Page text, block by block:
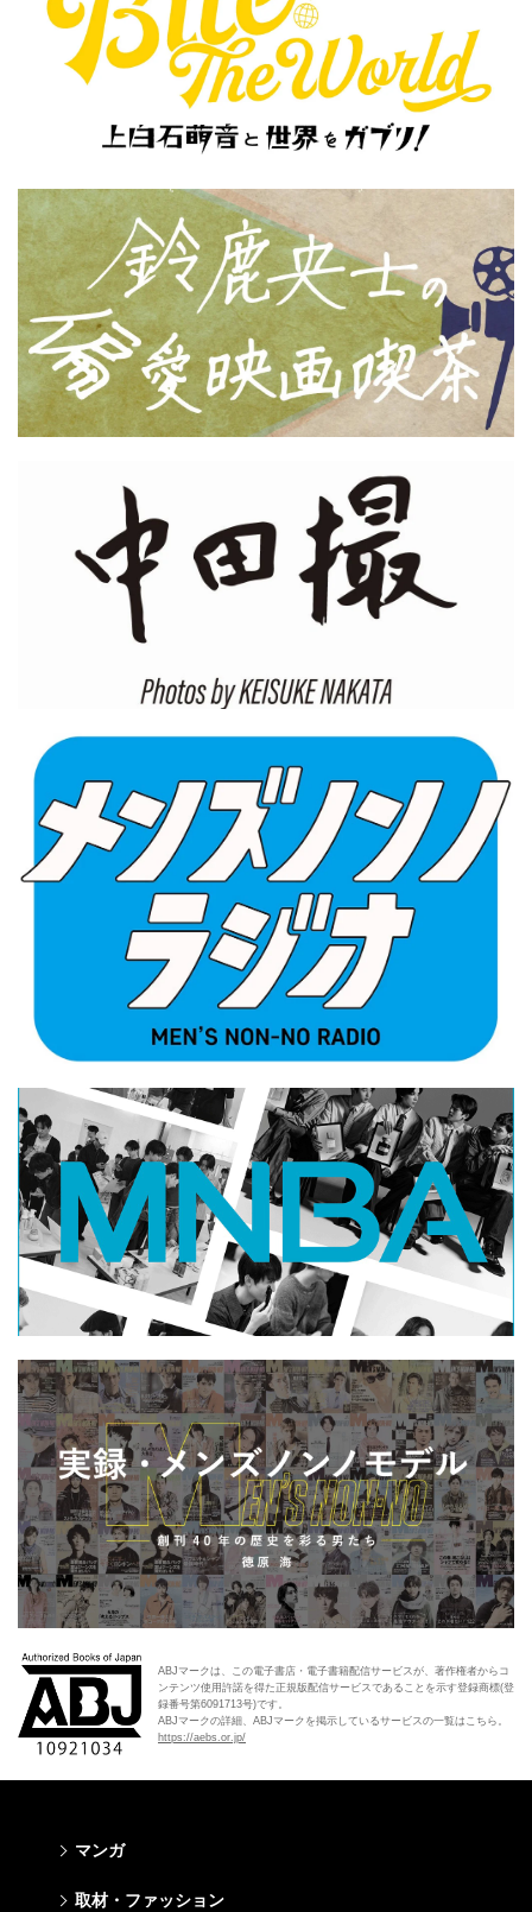
ABJマークは、この電子書店・電子書籍配信サービスが、著作権者からコ
ンテンツ使用許諾を得た正規版配信サービスであることを示す登録商標(登
録番号第6091713号)です。
ABJマークの詳細、ABJマークを掲示しているサービスの一覧はこちら。
https://aebs.or.jp/
マンガ
取材・ファッション